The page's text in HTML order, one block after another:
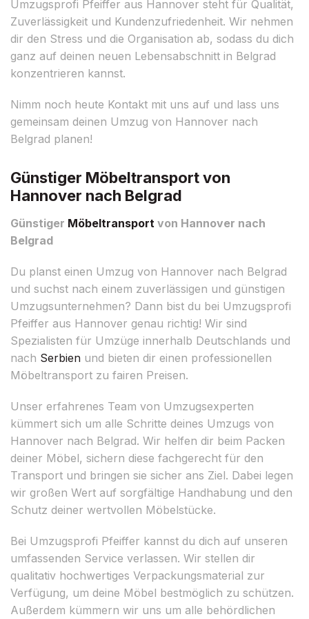
Umzugsprofi Pfeiffer aus Hannover steht für Qualität,
Zuverlässigkeit und Kundenzufriedenheit. Wir nehmen
dir den Stress und die Organisation ab, sodass du dich
ganz auf deinen neuen Lebensabschnitt in Belgrad
konzentrieren kannst.
Nimm noch heute Kontakt mit uns auf und lass uns
gemeinsam deinen Umzug von Hannover nach
Belgrad planen!
Günstiger Möbeltransport von
Hannover nach Belgrad
Günstiger Möbeltransport von Hannover nach
Belgrad
Du planst einen Umzug von Hannover nach Belgrad
und suchst nach einem zuverlässigen und günstigen
Umzugsunternehmen? Dann bist du bei Umzugsprofi
Pfeiffer aus Hannover genau richtig! Wir sind
Spezialisten für Umzüge innerhalb Deutschlands und
nach Serbien und bieten dir einen professionellen
Möbeltransport zu fairen Preisen.
Unser erfahrenes Team von Umzugsexperten
kümmert sich um alle Schritte deines Umzugs von
Hannover nach Belgrad. Wir helfen dir beim Packen
deiner Möbel, sichern diese fachgerecht für den
Transport und bringen sie sicher ans Ziel. Dabei legen
wir großen Wert auf sorgfältige Handhabung und den
Schutz deiner wertvollen Möbelstücke.
Bei Umzugsprofi Pfeiffer kannst du dich auf unseren
umfassenden Service verlassen. Wir stellen dir
qualitativ hochwertiges Verpackungsmaterial zur
Verfügung, um deine Möbel bestmöglich zu schützen.
Außerdem kümmern wir uns um alle behördlichen